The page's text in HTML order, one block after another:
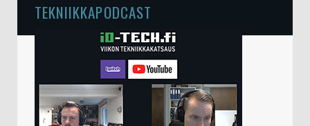
TEKNIIKKAPODCAST